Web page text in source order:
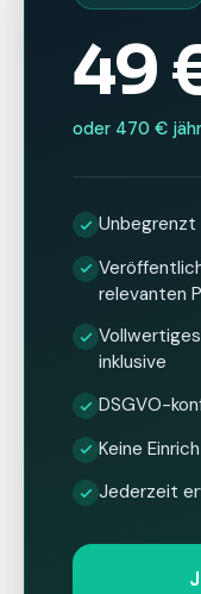
49
oder 470 €
Unbegrenzt
relevanten
inklusive
DSGVO-
Keine
Jederzeit